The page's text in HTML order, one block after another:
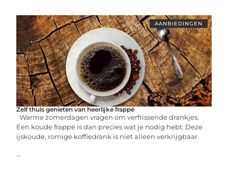
AANBIEDINGEN
Zelf thuis genieten van heerlijke frappé
Warme zomerdagen vragen om verfrissende drankjes.
Een koude frappé is dan precies wat je nodig hebt. Deze
ijskoude, romige koffiedrank is niet alleen verkrijgbaar
...